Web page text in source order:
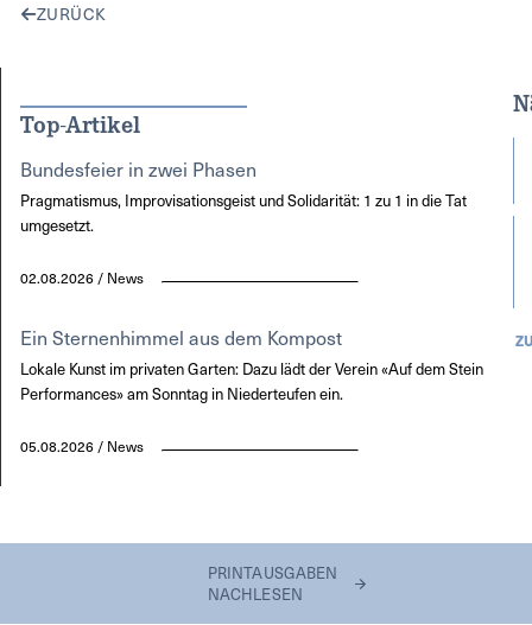
ZURÜCK
Top-Artikel
Bundesfeier in zwei Phasen
Pragmatismus, Improvisationsgeist und Solidarität: 1 zu 1 in die Tat
umgesetzt.
02.08.2026 / News
Ein Sternenhimmel aus dem Kompost
Lokale Kunst im privaten Garten: Dazu lädt der Verein «Auf dem Stein
Performances» am Sonntag in Niederteufen ein.
05.08.2026 / News
PRINTAUSGABEN
NACHLESEN